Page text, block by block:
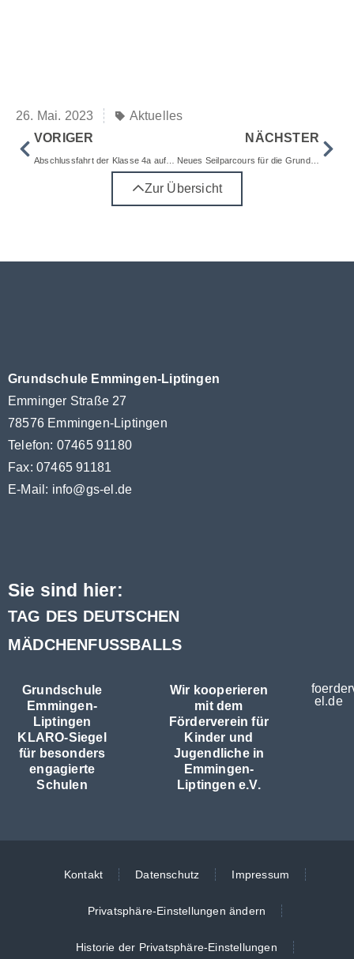
26. Mai. 2023
Aktuelles
VORIGER
NÄCHSTER
Neues Seilparcours für die Grundschüler in Liptingen
Zur Übersicht
Grundschule Emmingen-Liptingen
Emminger Straße 27
78576 Emmingen-Liptingen
Telefon: 07465 91180
Fax: 07465 91181
E-Mail: info@gs-el.de
Sie sind hier:
TAG DES DEUTSCHEN
MÄDCHENFUSSBALLS
Grundschule
Emmingen-
Liptingen
KLARO-Siegel
für besonders
engagierte
Schulen
Wir kooperieren
mit dem
Förderverein für
Kinder und
Jugendliche in
Emmingen-
Liptingen e.V.
el.de
Kontakt Datenschutz Impressum
Privatsphäre-Einstellungen ändern
Historie der Privatsphäre-Einstellungen